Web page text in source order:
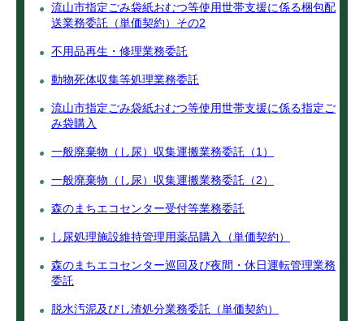
流山市指定ごみ袋紙おむつ等使用世帯支援に係る梱包配
送業務委託（単価契約）その2
不用品再生・修理業務委託
動物死体収集等処理業務委託
流山市指定ごみ袋紙おむつ等使用世帯支援に係る指定ご
み袋購入
一般廃棄物（し尿）収集運搬業務委託（1）
一般廃棄物（し尿）収集運搬業務委託（2）
森のまちエコセンター受付等業務委託
し尿処理施設維持管理用薬品購入（単価契約）
森のまちエコセンター巡回及び夜間・休日運転管理業務
委託
脱水汚泥及びし渣処分業務委託（単価契約）